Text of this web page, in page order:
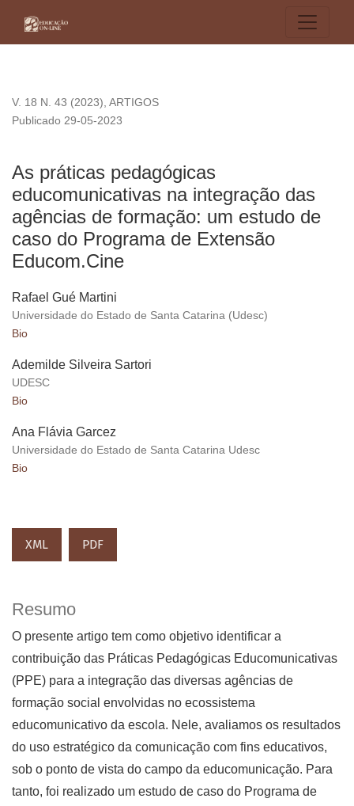
V. 18 N. 43 (2023), ARTIGOS
As práticas pedagógicas
educomunicativas na integração das
agências de formação: um estudo de
caso do Programa de Extensão
Educom.Cine
Publicado 29-05-2023
Rafael Gué Martini
Universidade do Estado de Santa Catarina (Udesc)
Bio
Ademilde Silveira Sartori
UDESC
Bio
Ana Flávia Garcez
Universidade do Estado de Santa Catarina Udesc
Bio
XML PDF
Resumo
O presente artigo tem como objetivo identificar a
contribuição das Práticas Pedagógicas Educomunicativas
(PPE) para a integração das diversas agências de
formação social envolvidas no ecossistema
educomunicativo da escola. Nele, avaliamos os resultados
do uso estratégico da comunicação com fins educativos,
sob o ponto de vista do campo da educomunicação. Para
tanto, foi realizado um estudo de caso do Programa de